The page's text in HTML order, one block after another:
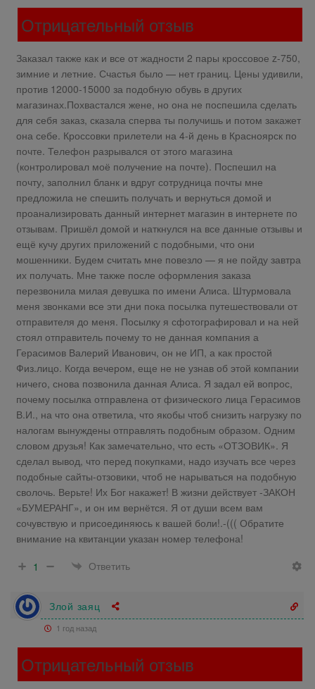
Отрицательный отзыв
Заказал также как и все от жадности 2 пары кроссовое z-750,
зимние и летние. Счастья было — нет границ. Цены удивили,
против 12000-15000 за подобную обувь в других
магазинах.Похвастался жене, но она не поспешила сделать
для себя заказ, сказала сперва ты получишь и потом закажет
она себе. Кроссовки прилетели на 4-й день в Красноярск по
почте. Телефон разрывался от этого магазина
(контролировал моё получение на почте). Поспешил на
почту, заполнил бланк и вдруг сотрудница почты мне
предложила не спешить получать и вернуться домой и
проанализировать данный интернет магазин в интернете по
отзывам. Пришёл домой и наткнулся на все данные отзывы и
ещё кучу других приложений с подобными, что они
мошенники. Будем считать мне повезло — я не пойду завтра
их получать. Мне также после оформления заказа
перезвонила милая девушка по имени Алиса. Штурмовала
меня звонками все эти дни пока посылка путешествовали от
отправителя до меня. Посылку я сфотографировал и на ней
стоял отправитель почему то не данная компания а
Герасимов Валерий Иванович, он не ИП, а как простой
Физ.лицо. Когда вечером, еще не не узнав об этой компании
ничего, снова позвонила данная Алиса. Я задал ей вопрос,
почему посылка отправлена от физического лица Герасимов
В.И., на что она ответила, что якобы чтоб снизить нагрузку по
налогам вынуждены отправлять подобным образом. Одним
словом друзья! Как замечательно, что есть «ОТЗОВИК». Я
сделал вывод, что перед покупками, надо изучать все через
подобные сайты-отзовики, чтоб не нарываться на подобную
сволочь. Верьте! Их Бог накажет! В жизни действует -ЗАКОН
«БУМЕРАНГ», и он им вернётся. Я от души всем вам
сочувствую и присоединяюсь к вашей боли!.-((( Обратите
внимание на квитанции указан номер телефона!
1
Ответить
Злой заяц
1 год назад
Отрицательный отзыв